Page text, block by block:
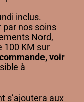
inclus.
nos soins
Nord,
100 KM sur
voir
à
s’ajoutera aux